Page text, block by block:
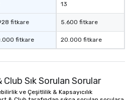
fitkare
fitkare
13
5.600 fitkare
20.000 fitkare
Sık Sorulan Sorular
ve Çeşitlilik & Kapsayıcılık